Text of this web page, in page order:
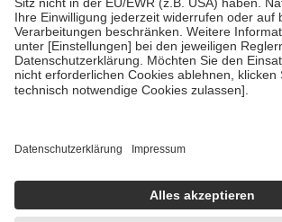
fallenkeine Zuzahlungenan bei:
• Kindern und Jugendlichen bis zum
mit Ausnahme der Fahrkosten
• Untersuchungen zur Vorsorge und
GKV getragen werden
Einholung von Bewertungen. Trusted Shops hat
getroffen, um sicherzustellen, dass es sich um
handelt. Mehr Informationen findest du hier: